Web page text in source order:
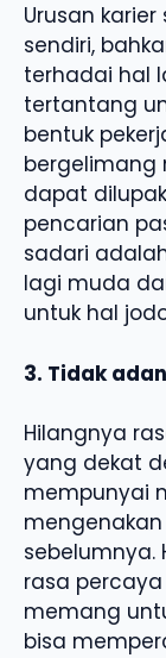
Urusan
sendiri,
terhadai hal
tertantang
bentuk
bergelimang
dapat
pencarian
sadari
lagi muda
untuk hal
3. Tidak
Hilangnya
yang dekat
mempunyai
sebelumnya.
rasa
memang
bisa